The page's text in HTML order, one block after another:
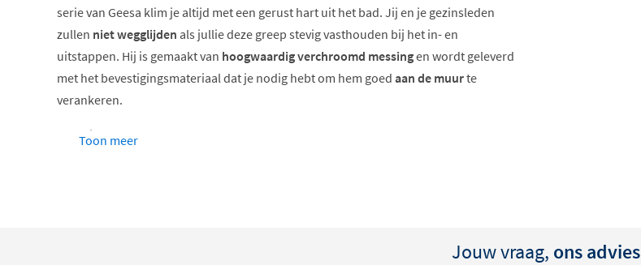
serie van Geesa klim je altijd met een gerust hart uit het bad. Jij en je gezinsleden
zullen niet wegglijden als jullie deze greep stevig vasthouden bij het in- en
uitstappen. Hij is gemaakt van hoogwaardig verchroomd messingen wordt geleverd
met het bevestigingsmateriaal dat je nodig hebt om hem goed aan de muurte
verankeren.
Afmeting: 36 x 7 x 4,5 cm.
Toon meer
Jouw vraag, ons advies